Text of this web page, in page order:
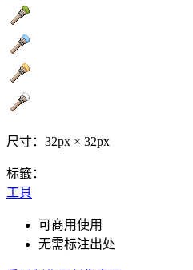
尺寸：32px × 32px
标籤：
工具
可商用使用
无需标注出处